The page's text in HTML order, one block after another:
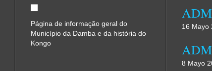
Página de informação geral do
Município da Damba e da história do
Kongo
16 Mayo
8 Mayo